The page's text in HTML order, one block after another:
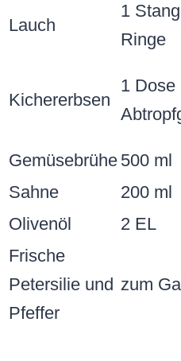
Lauch
1
Ringe
Kichererbsen
1 Dose
Gemüsebrühe 500 ml
Sahne
200 ml
Olivenöl
2 EL
Frische
Petersilie und
Pfeffer
zum